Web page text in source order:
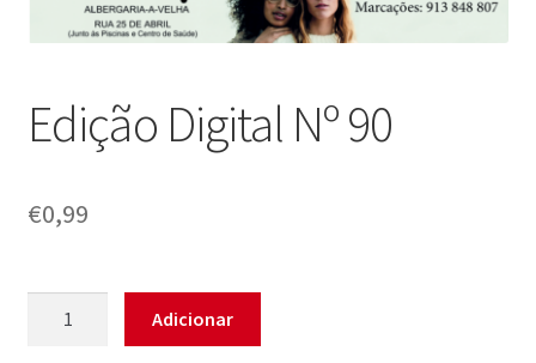
Edição Digital Nº 90
€0,99
Adicionar